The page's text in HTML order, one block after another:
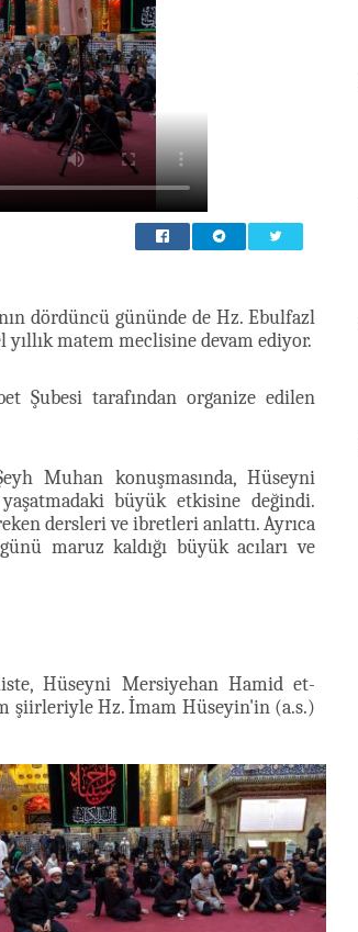
dördüncü gününde de Hz. Ebulfazl
matem meclisine devam ediyor.
Şubesi tarafından organize edilen
Muhan konuşmasında, Hüseyni
büyük etkisine değindi.
dersleri ve ibretleri anlattı. Ayrıca
maruz kaldığı büyük acıları ve
Hüseyni Mersiyehan Hamid et-
şiirleriyle Hz. İmam Hüseyin'in (a.s.)